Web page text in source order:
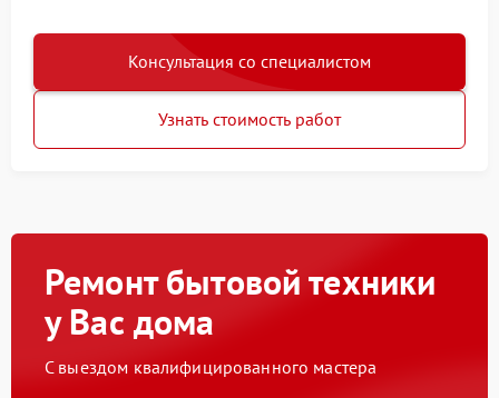
Консультация со специалистом
Узнать стоимость работ
Ремонт бытовой техники
у Вас дома
С выездом квалифицированного мастера